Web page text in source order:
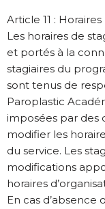
Article 11 :
Les horaires de
et portés à la
stagiaires du
sont tenus de
Paroplastic
imposées par des
modifier les
du service. Les
modifications
horaires
En cas